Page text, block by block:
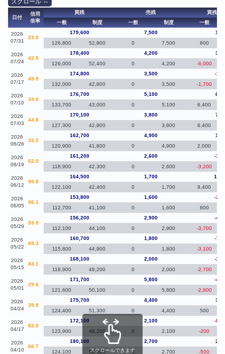
日付
信用
倍率
買残 売残
買残（
一般
制度 一般 制度 一般
2026
07/31
23.9
179,600 7,500
126,800
52,800 0 7,500 800
2026
07/24
42.5
178,400 4,200
126,000
52,400 0 4,200 -6,000
2026
07/17
49.9
174,800 3,500
-
132,000
42,800 0 3,500 -1,700
2026
07/10
34.6
176,700 5,100
133,700
43,000 0 5,100 6,400
2026
07/03
44.8
170,100 3,800
127,300
42,800 0 3,800 6,400
2026
06/26
33.2
162,700 4,900
120,900
41,800 0 4,900 2,000
2026
06/19
62.0
161,200 2,600
-
118,900
42,300 0 2,600 -3,200
2026
06/12
96.8
164,500 1,700
122,100
42,400 0 1,700 9,400
2026
06/05
96.1
153,800 1,600
-
112,700
41,100 0 1,600 600
2026
05/29
53.9
156,200 2,900
-
112,100
44,100 0 2,900 -3,700
2026
05/22
89.3
160,700 1,800
-
115,800
44,900 0 1,800 -3,100
2026
05/15
84.1
168,100 2,000
-
118,900
49,200 0 2,000 -2,700
2026
05/01
29.6
171,700 5,800
-
121,600
50,100 0 5,800 -2,800
2026
04/24
39.9
175,700 4,400
124,400
51,300 0 4,400 500
2026
04/17
82.0
172,100 2,100
-
123,900
48,200 0 2,100 -200
2026
04/10
66.7
180,100 2,700
124,100
56,000 0 2,700 -500
スクロールできます